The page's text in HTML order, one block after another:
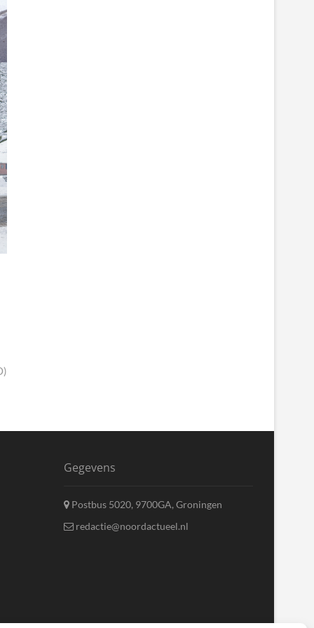
Gegevens
Postbus 5020, 9700GA, Groningen
redactie@noordactueel.nl